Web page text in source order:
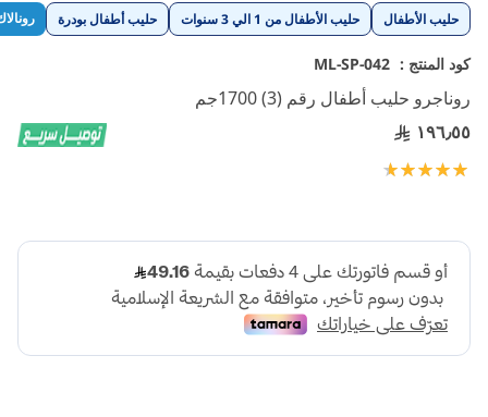
حليب الأطفال حليب الأطفال من 1 الي 3 سنوات حليب أطفال بودرة
كود المنتج : ML-SP-042
روناجرو حليب أطفال رقم (3) 1700جم
١٩٦٫٥٥
تقييم:
تخطي
إلى
بداية
معرض
الصور